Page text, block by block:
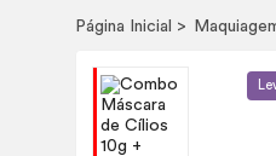
Página Inicial